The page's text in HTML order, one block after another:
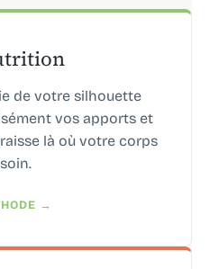
de votre silhouette
vos apports et
là où votre corps
→